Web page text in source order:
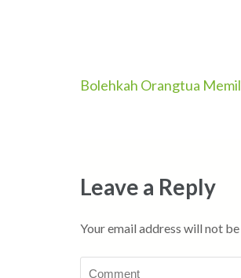
Post
Bolehkah Orangtua
Leave a Reply
Your email address will not be